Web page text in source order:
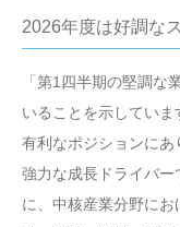
2026年度は好調な
「第1四半期の堅調な
いることを示してい
有利なポジションに
強力な成長ドライバ
に、中核産業分野に